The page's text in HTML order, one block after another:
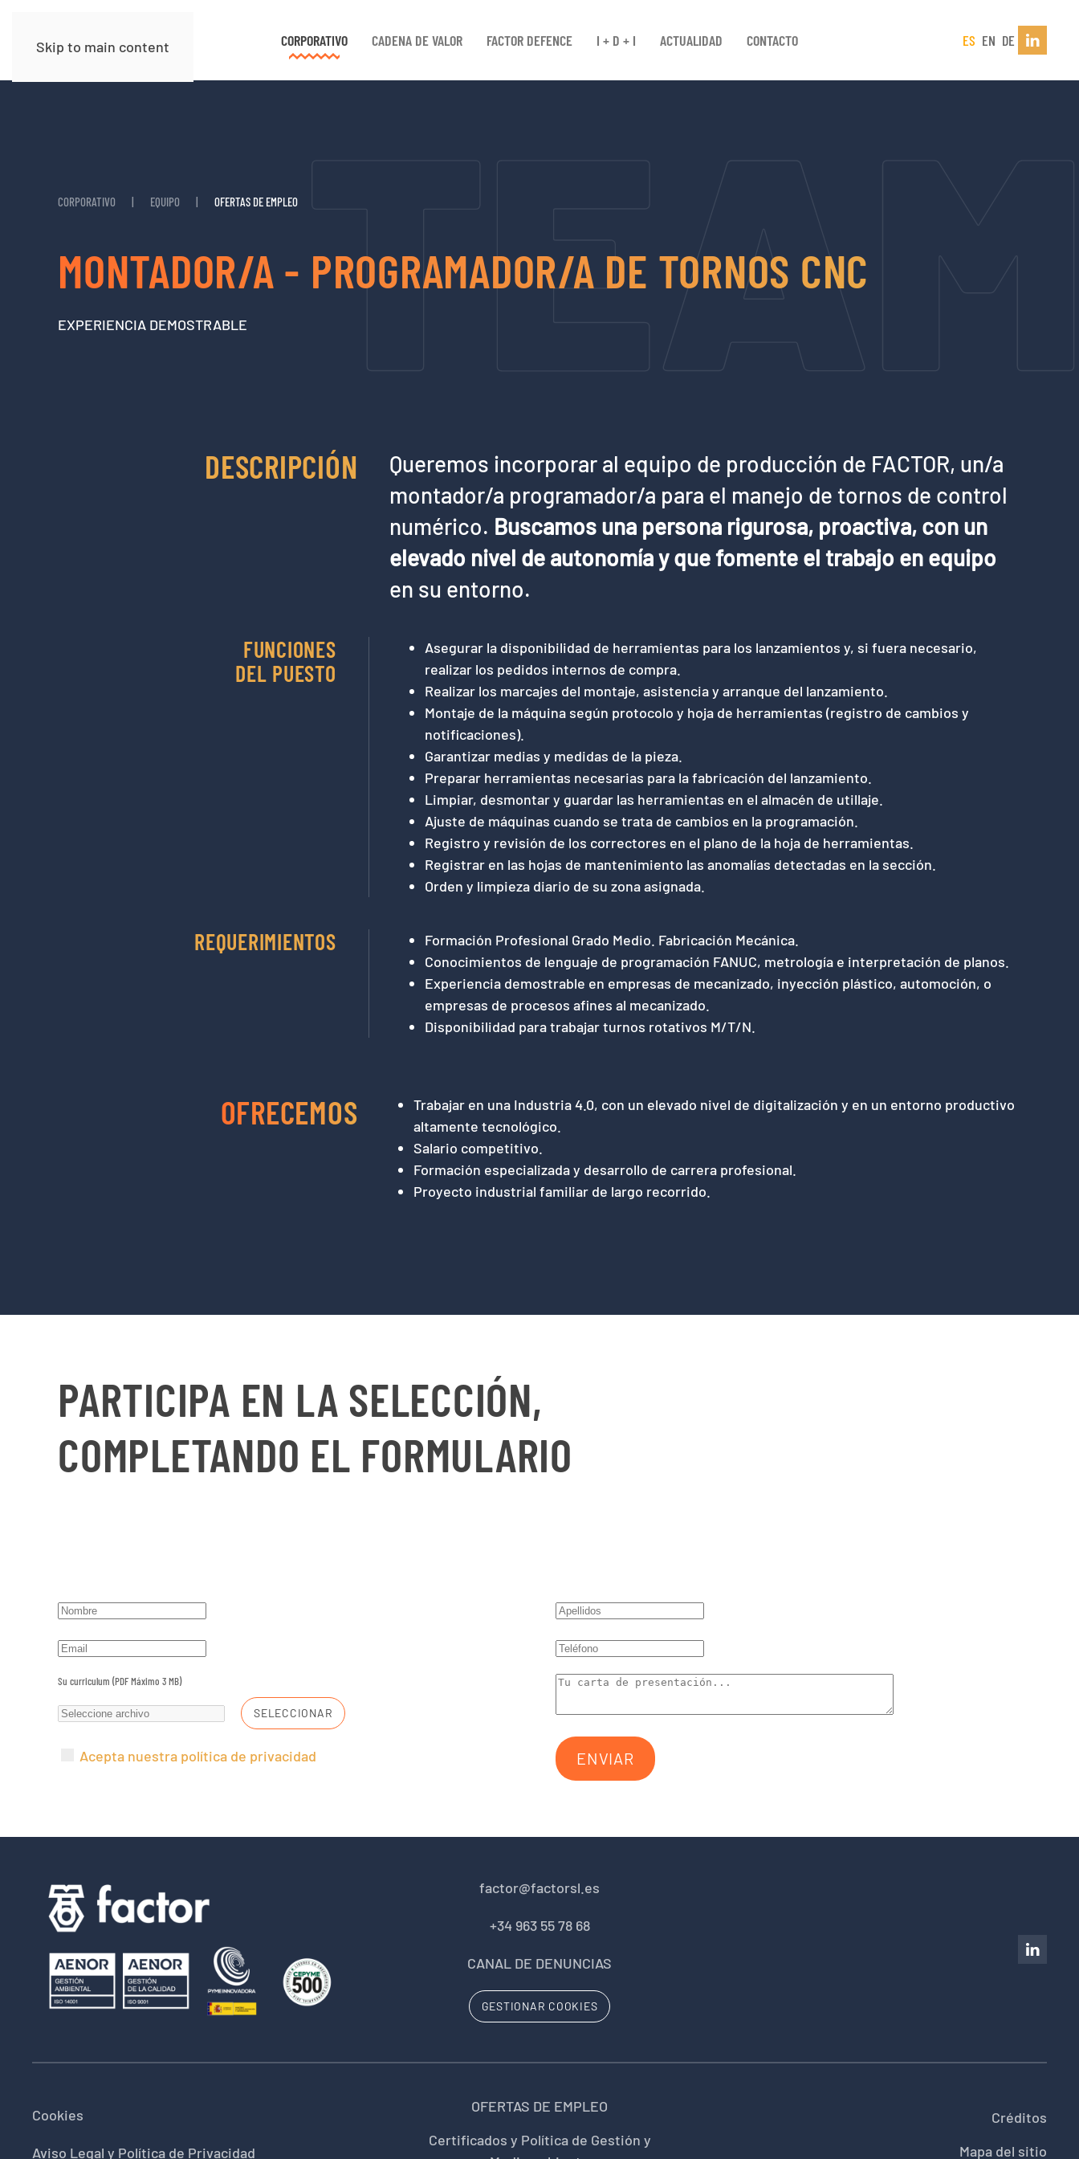
Skip to main content CORPORATIVO CADENA DE VALOR FACTOR DEFENCE I + D + I ACTUALIDAD CONTACTO ES EN DE
CORPORATIVO EQUIPO OFERTAS DE EMPLEO
MONTADOR/A - PROGRAMADOR/A DE TORNOS CNC
EXPERIENCIA DEMOSTRABLE
DESCRIPCIÓN
Queremos incorporar al equipo de producción de FACTOR, un/a
montador/a programador/a para el manejo de tornos de control
numérico. Buscamos una persona rigurosa, proactiva, con un
elevado nivel de autonomía y que fomente el trabajo en equipo
en su entorno.
FUNCIONES
DEL PUESTO
Asegurar la disponibilidad de herramientas para los lanzamientos y, si fuera necesario,
realizar los pedidos internos de compra.
Realizar los marcajes del montaje, asistencia y arranque del lanzamiento.
Montaje de la máquina según protocolo y hoja de herramientas (registro de cambios y
notificaciones).
Garantizar medias y medidas de la pieza.
Preparar herramientas necesarias para la fabricación del lanzamiento.
Limpiar, desmontar y guardar las herramientas en el almacén de utillaje.
Ajuste de máquinas cuando se trata de cambios en la programación.
Registro y revisión de los correctores en el plano de la hoja de herramientas.
Registrar en las hojas de mantenimiento las anomalías detectadas en la sección.
Orden y limpieza diario de su zona asignada.
REQUERIMIENTOS
Formación Profesional Grado Medio. Fabricación Mecánica.
Conocimientos de lenguaje de programación FANUC, metrología e interpretación de planos.
Experiencia demostrable en empresas de mecanizado, inyección plástico, automoción, o
empresas de procesos afines al mecanizado.
Disponibilidad para trabajar turnos rotativos M/T/N.
OFRECEMOS
Trabajar en una Industria 4.0, con un elevado nivel de digitalización y en un entorno productivo
altamente tecnológico.
Salario competitivo.
Formación especializada y desarrollo de carrera profesional.
Proyecto industrial familiar de largo recorrido.
PARTICIPA EN LA SELECCIÓN,
COMPLETANDO EL FORMULARIO
Su curriculum (PDF Máximo 3 MB)
SELECCIONAR
Acepta nuestra política de privacidad ENVIAR
factor@factorsl.es
+34 963 55 78 68
CANAL DE DENUNCIAS
GESTIONAR COOKIES
Cookies
Aviso Legal y Política de Privacidad
OFERTAS DE EMPLEO
Certificados y Política de Gestión y
Créditos
Mapa del sitio